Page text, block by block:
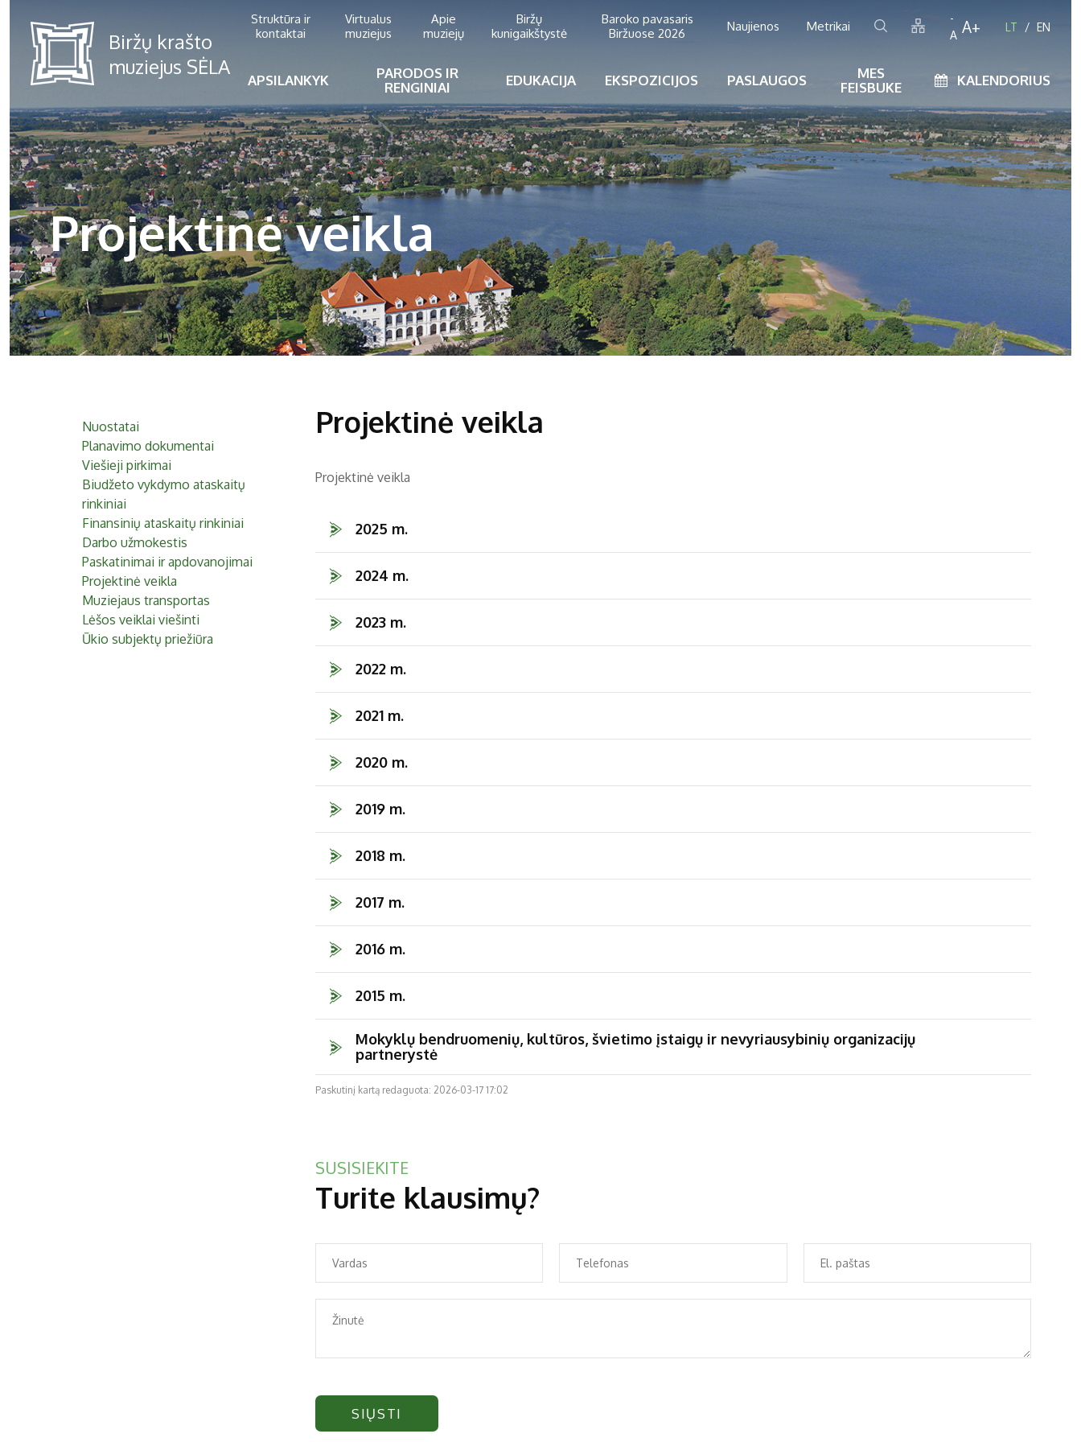
Struktūra ir
kontaktai
Virtualus
muziejus
Apie
muziejų
Biržų
kunigaikštystė
Baroko pavasaris
Biržuose 2026
Naujienos Metrikai
-
A A+ LT EN
APSILANKYK
PARODOS IR
RENGINIAI
EDUKACIJA EKSPOZICIJOS PASLAUGOS
MES
FEISBUKE
KALENDORIUS
Projektinė veikla
Nuostatai
Planavimo dokumentai
Viešieji pirkimai
Biudžeto vykdymo ataskaitų
rinkiniai
Finansinių ataskaitų rinkiniai
Darbo užmokestis
Paskatinimai ir apdovanojimai
Projektinė veikla
Muziejaus transportas
Lėšos veiklai viešinti
Ūkio subjektų priežiūra
Projektinė veikla
Projektinė veikla
2025 m.
2024 m.
2023 m.
2022 m.
2021 m.
2020 m.
2019 m.
2018 m.
2017 m.
2016 m.
2015 m.
Mokyklų bendruomenių, kultūros, švietimo įstaigų ir nevyriausybinių organizacijų
partnerystė
Paskutinį kartą redaguota: 2026-03-17 17:02
SUSISIEKITE
Turite klausimų?
SIŲSTI